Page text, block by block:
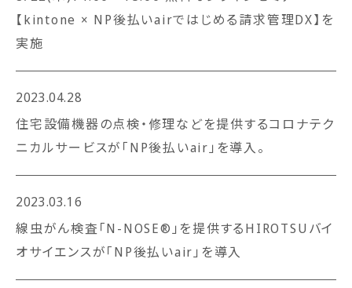
【kintone × NP後払いairではじめる請求管理DX】を
実施
2023.04.28
住宅設備機器の点検・修理などを提供するコロナテク
ニカルサービスが「NP後払いair」を導入。
2023.03.16
線虫がん検査「N-NOSE®」を提供するHIROTSUバイ
オサイエンスが「NP後払いair」を導入